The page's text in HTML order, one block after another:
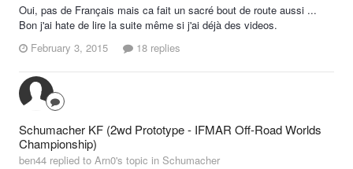
Oui, pas de Français mais ca fait un sacré bout de route aussi ...
Bon j'ai hate de lire la suite même si j'ai déjà des videos.
February 3, 2015
18 replies
Schumacher KF (2wd Prototype - IFMAR Off-Road Worlds
Championship)
ben44 replied to Arn0's topic in Schumacher